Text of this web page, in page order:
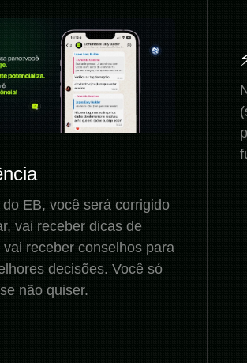
EB, você será corrigido
vai receber dicas de
vai receber conselhos para
decisões. Você só
não quiser.